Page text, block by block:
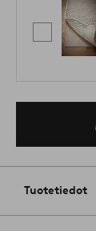
Tuotetiedot